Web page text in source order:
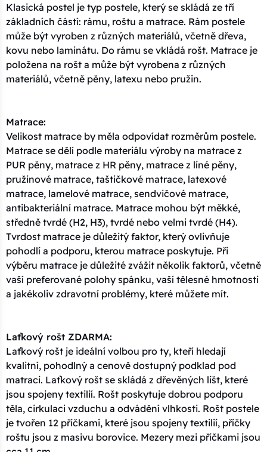
Klasická postel je typ postele, který se skládá ze tří
základních částí: rámu, roštu a matrace. Rám postele
může být vyroben z různých materiálů, včetně dřeva,
kovu nebo laminátu. Do rámu se vkládá rošt. Matrace je
položena na rošt a může být vyrobena z různých
materiálů, včetně pěny, latexu nebo pružin.
Matrace:
Velikost matrace by měla odpovídat rozměrům postele.
Matrace se dělí podle materiálu výroby na matrace z
PUR pěny, matrace z HR pěny, matrace z líné pěny,
pružinové matrace, taštičkové matrace, latexové
matrace, lamelové matrace, sendvičové matrace,
antibakteriální matrace. Matrace mohou být měkké,
středně tvrdé (H2, H3), tvrdé nebo velmi tvrdé (H4).
Tvrdost matrace je důležitý faktor, který ovlivňuje
pohodlí a podporu, kterou matrace poskytuje. Při
výběru matrace je důležité zvážit několik faktorů, včetně
vaší preferované polohy spánku, vaší tělesné hmotnosti
a jakékoliv zdravotní problémy, které můžete mít.
Laťkový rošt ZDARMA:
Laťkový rošt je ideální volbou pro ty, kteří hledají
kvalitní, pohodlný a cenově dostupný podklad pod
matraci. Laťkový rošt se skládá z dřevěných lišt, které
jsou spojeny textilií. Rošt poskytuje dobrou podporu
těla, cirkulaci vzduchu a odvádění vlhkosti. Rošt postele
je tvořen 12 příčkami, které jsou spojeny textilií, příčky
roštu jsou z masivu borovice. Mezery mezi příčkami jsou